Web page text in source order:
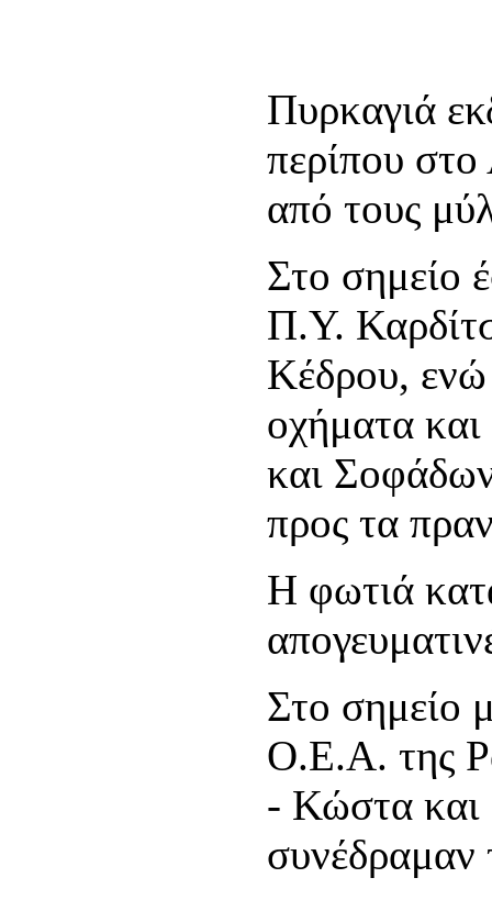
Πυρκαγιά
περίπου
από τους
Στο σημείο
Π.Υ.
Κέδρου, ενώ
οχήματα
και
προς τα
Η φωτιά
Στο σημείο
Ο.Ε.Α. της
- Κώστα και
συνέδραμαν